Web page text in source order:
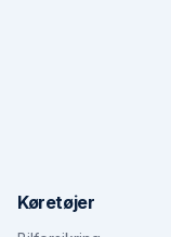
Køretøjer